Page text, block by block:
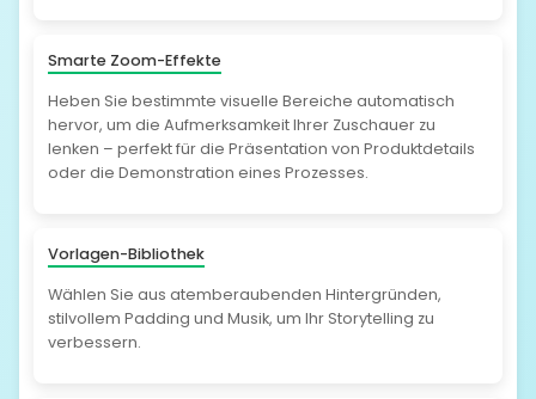
Smarte Zoom-Effekte
Heben Sie bestimmte visuelle Bereiche automatisch
hervor, um die Aufmerksamkeit Ihrer Zuschauer zu
lenken – perfekt für die Präsentation von Produktdetails
oder die Demonstration eines Prozesses.
Vorlagen-Bibliothek
Wählen Sie aus atemberaubenden Hintergründen,
stilvollem Padding und Musik, um Ihr Storytelling zu
verbessern.